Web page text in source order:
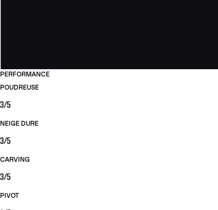
PERFORMANCE
POUDREUSE
3/5
NEIGE DURE
3/5
CARVING
3/5
PIVOT